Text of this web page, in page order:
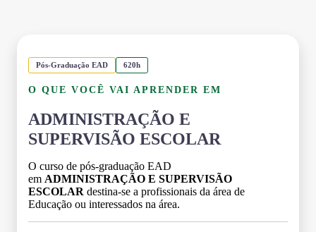
Pós-Graduação EAD 620h
O QUE VOCÊ VAI APRENDER EM
ADMINISTRAÇÃO E
SUPERVISÃO ESCOLAR
O curso de pós-graduação EAD
em ADMINISTRAÇÃO E SUPERVISÃO
ESCOLAR destina-se a profissionais da área de
Educação ou interessados na área.